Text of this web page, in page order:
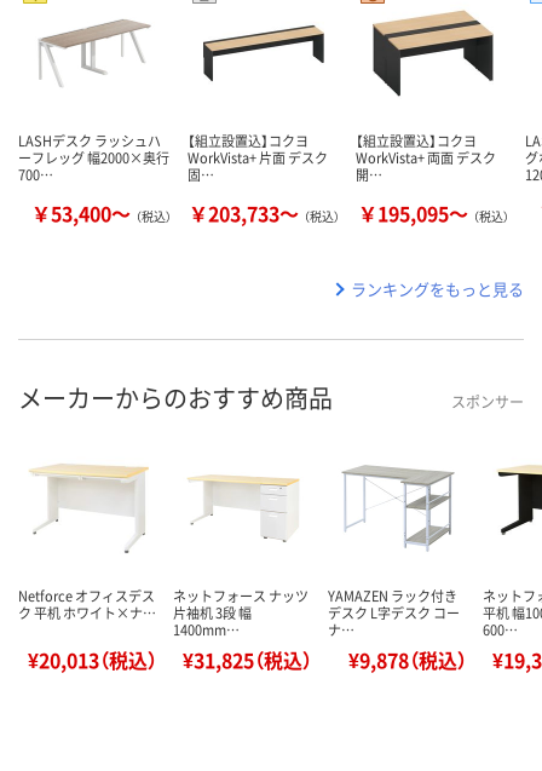
LASHデスク ラッシュハ
ーフレッグ 幅2000×奥行
700…
￥53,400～ （税込）
【組立設置込】コクヨ
WorkVista+ 片面 デスク
固…
￥203,733～ （税込）
【組立設置込】コクヨ
WorkVista+ 両面 デスク
開…
￥195,095～ （税込）
ランキングをもっと見る
メーカーからのおすすめ商品 スポンサー
Netforce オフィスデス
ク 平机 ホワイト×ナ…
¥20,013（税込）
ネットフォース ナッツ
片袖机 3段 幅
1400mm…
¥31,825（税込）
YAMAZEN ラック付き
デスク L字デスク コー
ナ…
¥9,878（税込）
ネットフ
平机 幅
600…